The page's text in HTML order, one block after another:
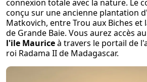
connexion totale avec la nature. Le
conçu sur une ancienne plantation
Matkovich, entre Trou aux Biches et
de Grande Baie. Vous aurez accès au
l'ile Mauriceà travers le portail de
roi Radama II de Madagascar.